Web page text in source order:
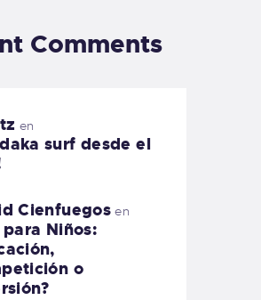
Comments
en
surf desde el
Cienfuegos en
Niños:
o